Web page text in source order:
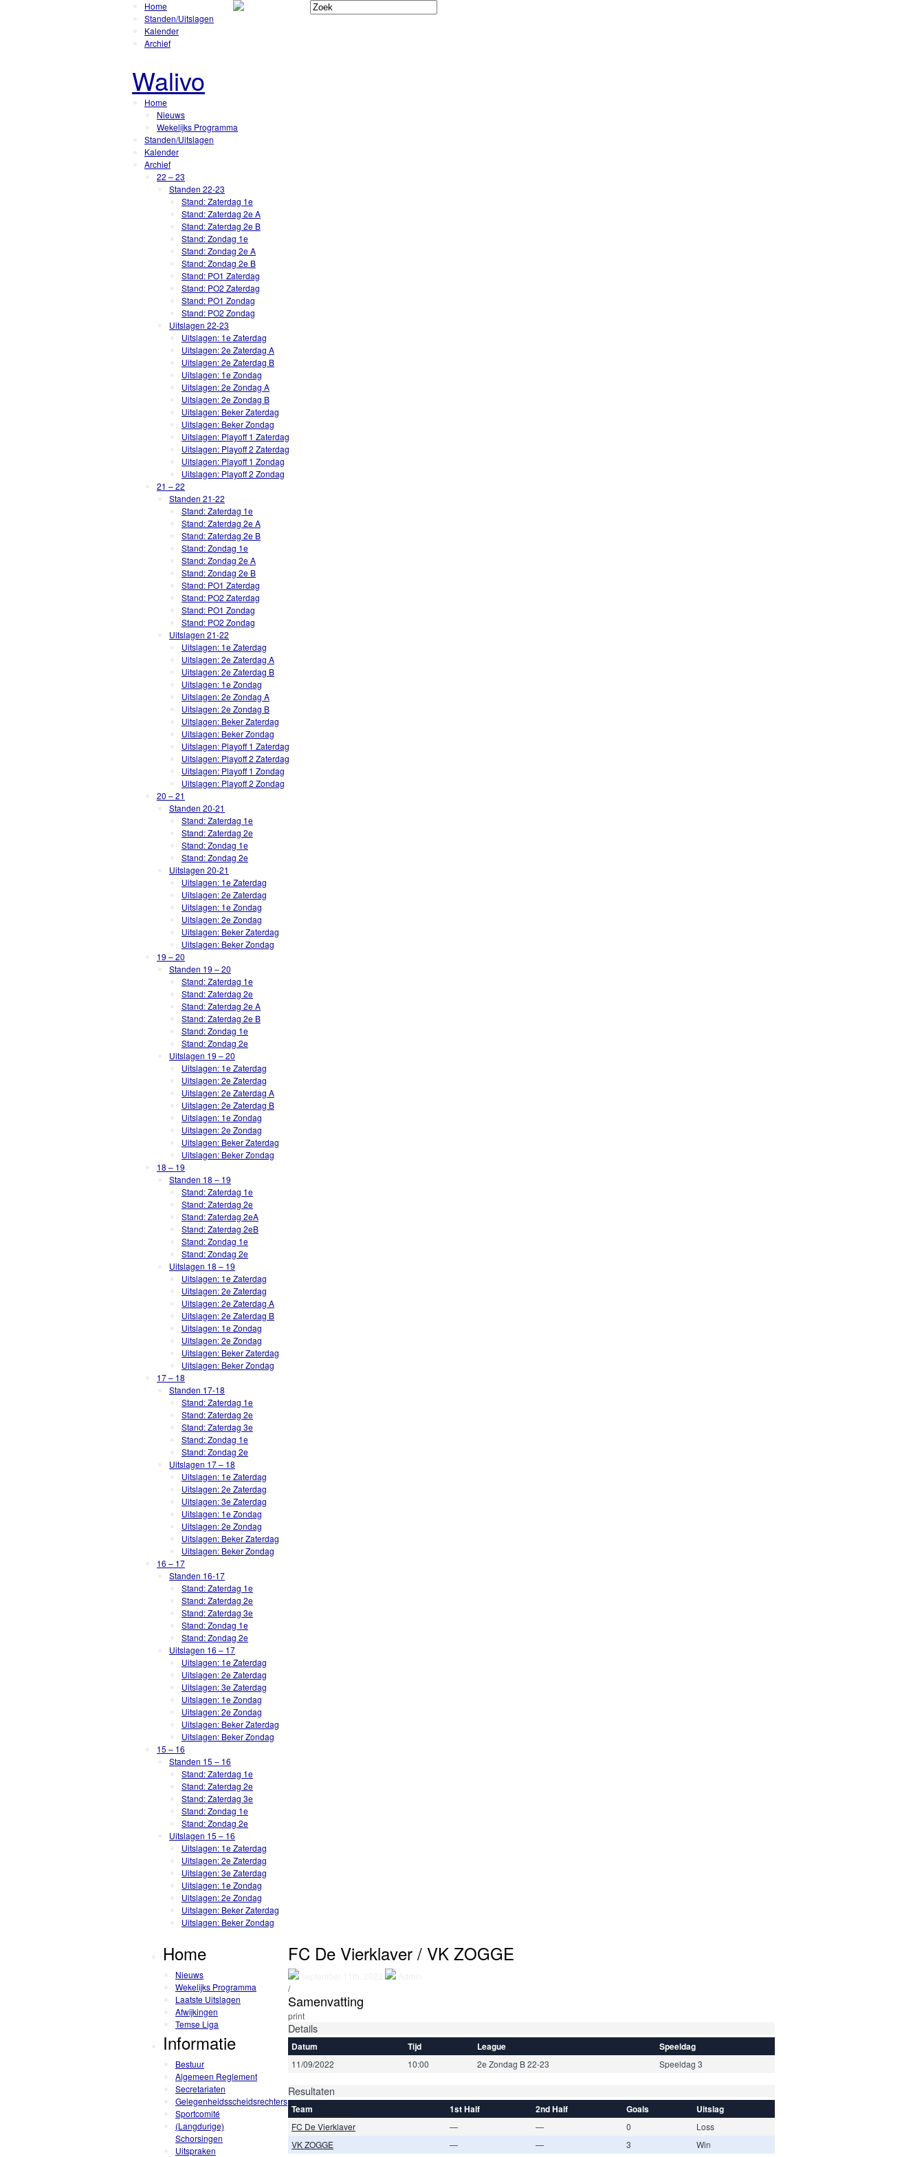
Home
Standen/Uitslagen
Kalender
Archief
Walivo
Home
Nieuws
Wekelijks Programma
Standen/Uitslagen
Kalender
Archief
22 – 23
Standen 22-23
Stand: Zaterdag 1e
Stand: Zaterdag 2e A
Stand: Zaterdag 2e B
Stand: Zondag 1e
Stand: Zondag 2e A
Stand: Zondag 2e B
Stand: PO1 Zaterdag
Stand: PO2 Zaterdag
Stand: PO1 Zondag
Stand: PO2 Zondag
Uitslagen 22-23
Uitslagen: 1e Zaterdag
Uitslagen: 2e Zaterdag A
Uitslagen: 2e Zaterdag B
Uitslagen: 1e Zondag
Uitslagen: 2e Zondag A
Uitslagen: 2e Zondag B
Uitslagen: Beker Zaterdag
Uitslagen: Beker Zondag
Uitslagen: Playoff 1 Zaterdag
Uitslagen: Playoff 2 Zaterdag
Uitslagen: Playoff 1 Zondag
Uitslagen: Playoff 2 Zondag
21 – 22
Standen 21-22
Stand: Zaterdag 1e
Stand: Zaterdag 2e A
Stand: Zaterdag 2e B
Stand: Zondag 1e
Stand: Zondag 2e A
Stand: Zondag 2e B
Stand: PO1 Zaterdag
Stand: PO2 Zaterdag
Stand: PO1 Zondag
Stand: PO2 Zondag
Uitslagen 21-22
Uitslagen: 1e Zaterdag
Uitslagen: 2e Zaterdag A
Uitslagen: 2e Zaterdag B
Uitslagen: 1e Zondag
Uitslagen: 2e Zondag A
Uitslagen: 2e Zondag B
Uitslagen: Beker Zaterdag
Uitslagen: Beker Zondag
Uitslagen: Playoff 1 Zaterdag
Uitslagen: Playoff 2 Zaterdag
Uitslagen: Playoff 1 Zondag
Uitslagen: Playoff 2 Zondag
20 – 21
Standen 20-21
Stand: Zaterdag 1e
Stand: Zaterdag 2e
Stand: Zondag 1e
Stand: Zondag 2e
Uitslagen 20-21
Uitslagen: 1e Zaterdag
Uitslagen: 2e Zaterdag
Uitslagen: 1e Zondag
Uitslagen: 2e Zondag
Uitslagen: Beker Zaterdag
Uitslagen: Beker Zondag
19 – 20
Standen 19 – 20
Stand: Zaterdag 1e
Stand: Zaterdag 2e
Stand: Zaterdag 2e A
Stand: Zaterdag 2e B
Stand: Zondag 1e
Stand: Zondag 2e
Uitslagen 19 – 20
Uitslagen: 1e Zaterdag
Uitslagen: 2e Zaterdag
Uitslagen: 2e Zaterdag A
Uitslagen: 2e Zaterdag B
Uitslagen: 1e Zondag
Uitslagen: 2e Zondag
Uitslagen: Beker Zaterdag
Uitslagen: Beker Zondag
18 – 19
Standen 18 – 19
Stand: Zaterdag 1e
Stand: Zaterdag 2e
Stand: Zaterdag 2eA
Stand: Zaterdag 2eB
Stand: Zondag 1e
Stand: Zondag 2e
Uitslagen 18 – 19
Uitslagen: 1e Zaterdag
Uitslagen: 2e Zaterdag
Uitslagen: 2e Zaterdag A
Uitslagen: 2e Zaterdag B
Uitslagen: 1e Zondag
Uitslagen: 2e Zondag
Uitslagen: Beker Zaterdag
Uitslagen: Beker Zondag
17 – 18
Standen 17-18
Stand: Zaterdag 1e
Stand: Zaterdag 2e
Stand: Zaterdag 3e
Stand: Zondag 1e
Stand: Zondag 2e
Uitslagen 17 – 18
Uitslagen: 1e Zaterdag
Uitslagen: 2e Zaterdag
Uitslagen: 3e Zaterdag
Uitslagen: 1e Zondag
Uitslagen: 2e Zondag
Uitslagen: Beker Zaterdag
Uitslagen: Beker Zondag
16 – 17
Standen 16-17
Stand: Zaterdag 1e
Stand: Zaterdag 2e
Stand: Zaterdag 3e
Stand: Zondag 1e
Stand: Zondag 2e
Uitslagen 16 – 17
Uitslagen: 1e Zaterdag
Uitslagen: 2e Zaterdag
Uitslagen: 3e Zaterdag
Uitslagen: 1e Zondag
Uitslagen: 2e Zondag
Uitslagen: Beker Zaterdag
Uitslagen: Beker Zondag
15 – 16
Standen 15 – 16
Stand: Zaterdag 1e
Stand: Zaterdag 2e
Stand: Zaterdag 3e
Stand: Zondag 1e
Stand: Zondag 2e
Uitslagen 15 – 16
Uitslagen: 1e Zaterdag
Uitslagen: 2e Zaterdag
Uitslagen: 3e Zaterdag
Uitslagen: 1e Zondag
Uitslagen: 2e Zondag
Uitslagen: Beker Zaterdag
Uitslagen: Beker Zondag
Home
Nieuws
Wekelijks Programma
Laatste Uitslagen
Afwijkingen
Temse Liga
Informatie
Bestuur
Algemeen Reglement
Secretariaten
Gelegenheidsscheidsrechters
Sportcomité
(Langdurige)
Schorsingen
Uitspraken
FC De Vierklaver / VK ZOGGE
/
Samenvatting
print
Details
Datum Tijd League Speeldag
11/09/2022 10:00 2e Zondag B 22-23 Speeldag 3
Resultaten
Team 1st Half 2nd Half Goals Uitslag
FC De Vierklaver — — 0
Loss
VK ZOGGE
— — 3 Win